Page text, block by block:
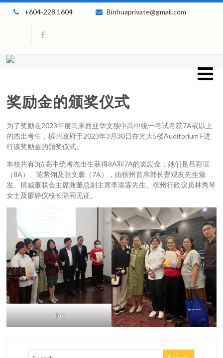
+604-228 1604 Binhuaprivate@gmail.com
奖励金的颁奖仪式
为了奖励在2023年度马来西亚华文独中高中统一考试考获7A或以上
的杰出考生，槟州政府于2023年3月30日在光大5楼Auditorium F进
行该奖励金的颁奖仪式。
本校共有3位高中统考杰出生获得8A和7A的奖励金，她们是吕彩谊
（8A）、陈紫翎及张文馨（7A），由槟州首席部长曹观友先生颁
发、槟威董联会主席兼董总副主席李添霖先生、槟州行政议员林秀琴
女士及廖静仪校长陪同见证。
dav